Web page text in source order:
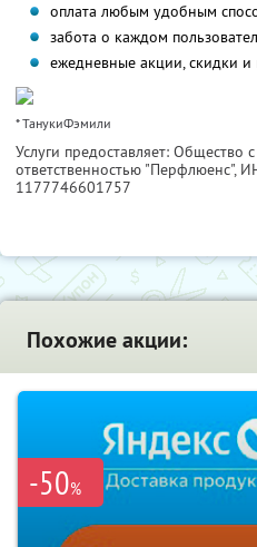
оплата любым удобным
забота о каждом
ежедневные акции, скидки и
* ТанукиФэмили
Услуги предоставляет: Общество
ответственностью "Перфлюенс",
1177746601757
Похожие акции:
-50%